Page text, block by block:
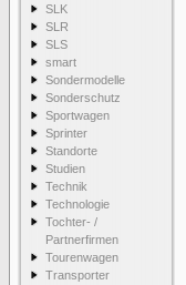
SLK
SLR
SLS
smart
Sondermodelle
Sonderschutz
Sportwagen
Sprinter
Standorte
Studien
Technik
Technologie
Tochter- /
Partnerfirmen
Tourenwagen
Transporter